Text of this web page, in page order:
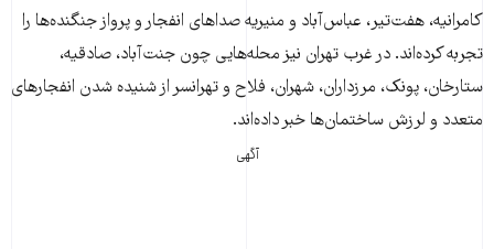
کامرانیه، هفت‌تیر، عباس‌آباد و منیریه صداهای انفجار و پرواز جنگنده‌ها را
تجربه کرده‌اند. در غرب تهران نیز محله‌هایی چون جنت‌آباد، صادقیه،
ستارخان، پونک، مرزداران، شهران، فلاح و تهرانسر از شنیده شدن انفجارهای
متعدد و لرزش ساختمان‌ها خبر داده‌اند.
آگهی